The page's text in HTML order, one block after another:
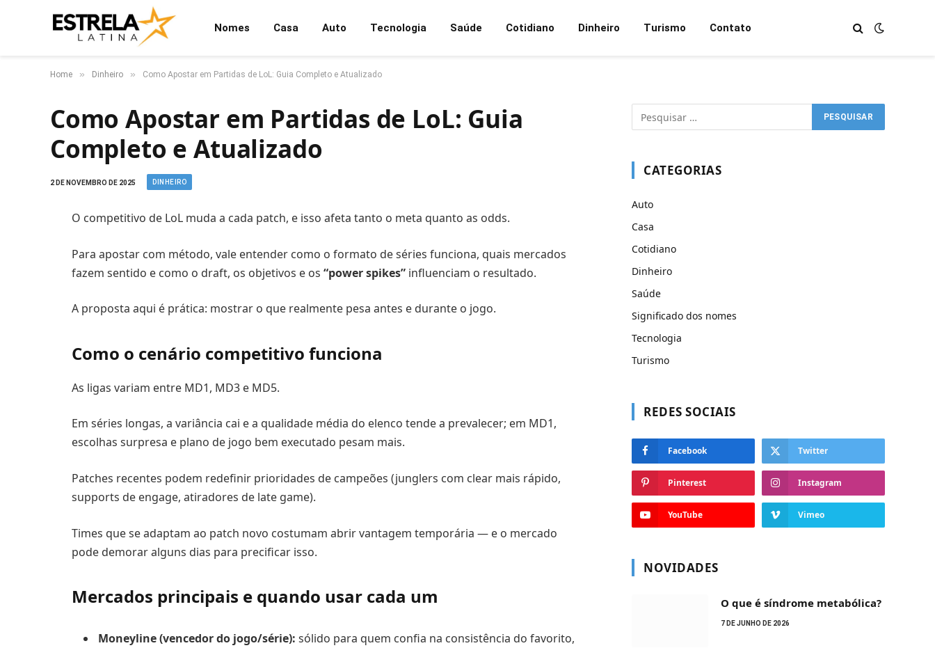
Nomes Casa Auto Tecnologia Saúde Cotidiano Dinheiro Turismo Contato
Home » Dinheiro » Como Apostar em Partidas de LoL: Guia Completo e Atualizado
Como Apostar em Partidas de LoL: Guia
Completo e Atualizado
2 DE NOVEMBRO DE 2025 DINHEIRO
O competitivo de LoL muda a cada patch, e isso afeta tanto o meta quanto as odds.
Para apostar com método, vale entender como o formato de séries funciona, quais mercados
fazem sentido e como o draft, os objetivos e os “power spikes” influenciam o resultado.
A proposta aqui é prática: mostrar o que realmente pesa antes e durante o jogo.
Como o cenário competitivo funciona
As ligas variam entre MD1, MD3 e MD5.
Em séries longas, a variância cai e a qualidade média do elenco tende a prevalecer; em MD1,
escolhas surpresa e plano de jogo bem executado pesam mais.
Patches recentes podem redefinir prioridades de campeões (junglers com clear mais rápido,
supports de engage, atiradores de late game).
Times que se adaptam ao patch novo costumam abrir vantagem temporária — e o mercado
pode demorar alguns dias para precificar isso.
Mercados principais e quando usar cada um
Moneyline (vencedor do jogo/série): sólido para quem confia na consistência do favorito,
CATEGORIAS
Auto
Casa
Cotidiano
Dinheiro
Saúde
Significado dos nomes
Tecnologia
Turismo
REDES SOCIAIS
Facebook Twitter
Pinterest Instagram
YouTube Vimeo
NOVIDADES
O que é síndrome metabólica?
7 DE JUNHO DE 2026